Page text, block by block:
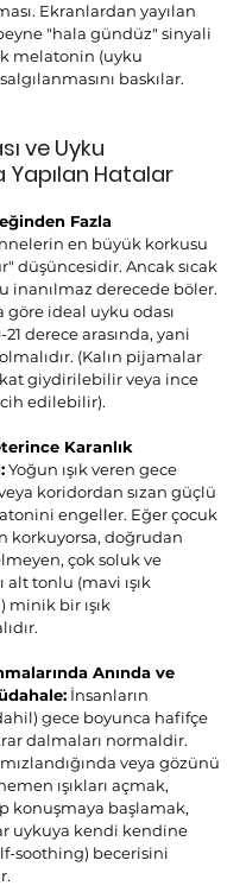
Ekranlardan yayılan
"hala gündüz" sinyali
melatonin (uyku
baskılar.
ve Uyku
Yapılan Hatalar
Fazla
en büyük korkusu
düşüncesidir. Ancak sıcak
inanılmaz derecede böler.
göre ideal uyku odası
21 derece arasında, yani
(Kalın pijamalar
giydirilebilir veya ince
edilebilir).
Karanlık
Yoğun ışık veren gece
koridordan sızan güçlü
engeller. Eğer çocuk
korkuyorsa, doğrudan
çok soluk ve
alt tonlu (mavi ışık
minik bir ışık
Anında ve
İnsanların
gece boyunca hafifçe
dalmaları normaldir.
veya gözünü
ışıkları açmak,
konuşmaya başlamak,
uykuya kendi kendine
soothing) becerisini